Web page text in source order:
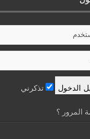
تذكرني
المرور ؟